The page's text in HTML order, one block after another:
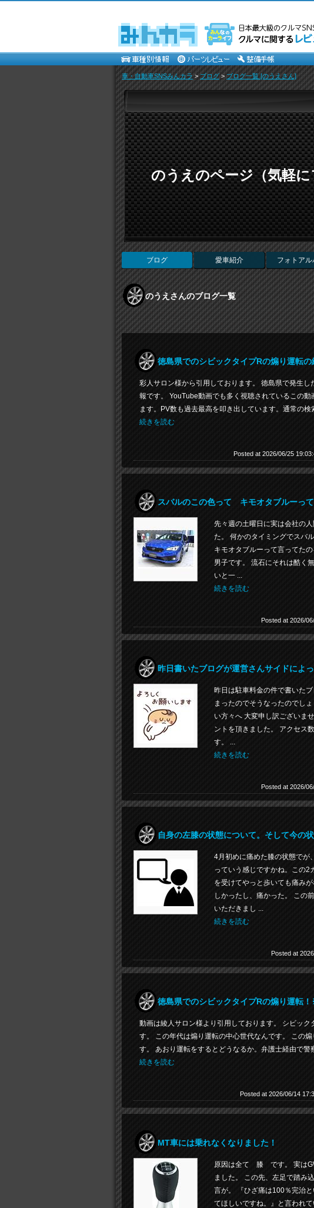
車・自動車SNSみんカラ> ブログ> ブログ一覧 [のうえさん]
のうえのページ（気軽
ブログ 愛車紹介 フォトアル
のうえさんのブログ一覧
徳島県でのシビックタイプRの煽り運転の
彩人サロン様から引用しております。 徳島県で発生
報です。 YouTube動画でも多く視聴されているこの
ます。PV数も過去最高を叩き出しています。通常の
続きを読む
Posted at 2026/06/25
スバルのこの色って キモオタブルーって
先々週の土曜日に実は会社の
た。 何かのタイミングでスバ
キモオタブルーって言ってた
男子です。 流石にそれは酷く
いと一 ...
続きを読む
Posted at 2026/
昨日書いたブログが運営さんサイドによ
昨日は駐車料金の件で書いた
まったのでそうなったのでし
い方々へ 大変申し訳ございま
ントを頂きました。 アクセス
す。 ...
続きを読む
Posted at 2026/
自身の左膝の状態について。そして今の状
4月初めに痛めた膝の状態でが
っていう感じですかね。この2
を受けてやっと歩いても痛み
しかったし、痛かった。 この
いただきまし ...
続きを読む
Posted at
徳島県でのシビックタイプRの煽り運転
動画は綾人サロン様より引用しております。 シビッ
す。 この年代は煽り運転の中心世代なんです。 この
す。 あおり運転をするとどうなるか。弁護士経由で
続きを読む
Posted at 2026/06/14
MT車には乗れなくなりました！
原因は全て 膝 です。 実は
ました。 この先、左足で踏み
言が。 『ひざ痛は100％完治
てほしいですね。』と言われ